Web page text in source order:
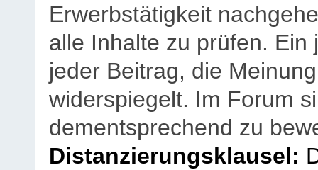
Erwerbstätigkeit
alle Inhalte zu prüfen.
jeder Beitrag, die
widerspiegelt. Im Forum
dementsprechend zu
Distanzierungsklausel: